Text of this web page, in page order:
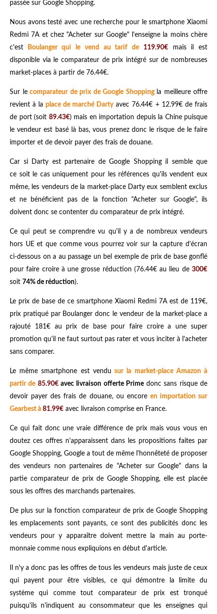
passée sur Google Shopping.
Nous avons testé avec une recherche pour le smartphone Xiaomi
Redmi 7A et chez "Acheter sur Google" l'enseigne la moins chère
c'est
Boulanger qui le vend au tarif de 119.90€mais il est
disponible via le comparateur de prix intégré sur de nombreuses
market-places à partir de 76.44€.
Sur le comparateur de prix de Google Shopping la meilleure offre
revient à la place de marché Dartyavec 76.44€ + 12.99€ de frais
de port (soit 89.43€) mais en importation depuis la Chine puisque
le vendeur est basé là bas, vous prenez donc le risque de le faire
importer et de devoir payer des frais de douane.
Car si Darty est partenaire de Google Shopping il semble que
ce soit le cas uniquement pour les références qu'ils vendent eux
même, les vendeurs de la market-place Darty eux semblent exclus
et ne bénéficient pas de la fonction "Acheter sur Google", ils
doivent donc se contenter du comparateur de prix intégré.
Ce qui peut se comprendre vu qu'il y a de nombreux vendeurs
hors UE et que comme vous pourrez voir sur la capture d'écran
ci-dessous on a au passage un bel exemple de prix de base gonflé
pour faire croire à une grosse réduction (76.44€ au lieu de 300€
soit 74% de réduction).
Le prix de base de ce smartphone Xiaomi Redmi 7A est de 119€,
prix pratiqué par Boulanger donc le vendeur de la market-place a
rajouté 181€ au prix de base pour faire croire a une super
promotion qu'il ne faut surtout pas rater et vous inciter à l'acheter
sans comparer.
Le même smartphone est vendu sur la market-place Amazon à
partir de 85.90€avec livraison offerte Primedonc sans risque de
devoir payer des frais de douane, ou encore en importation sur
Gearbest à 81.99€ avec livraison comprise en France.
Ce qui fait donc une vraie différence de prix mais vous vous en
doutez ces offres n'apparaissent dans les propositions faites par
Google Shopping, Google a tout de même l'honnêteté de proposer
des vendeurs non partenaires de "Acheter sur Google" dans la
partie comparateur de prix de Google Shopping, elle est placée
sous les offres des marchands partenaires.
De plus sur la fonction comparateur de prix de Google Shopping
les emplacements sont payants, ce sont des publicités donc les
vendeurs pour y apparaître doivent mettre la main au porte-
monnaie comme nous expliquions en début d'article.
Il n'y a donc pas les offres de tous les vendeurs mais juste de ceux
qui payent pour être visibles, ce qui démontre la limite du
système qui comme tout comparateur de prix est tronqué
puisqu'ils n'indiquent au consommateur que les enseignes qui